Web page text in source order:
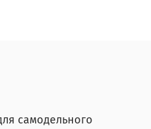
самодельного